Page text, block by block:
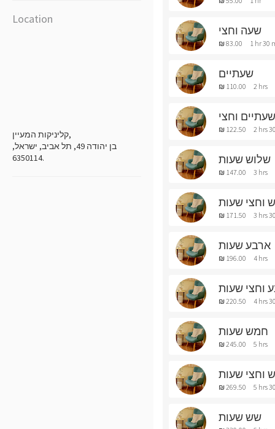
Location
קליניקות המעיין,
בן יהודה 49, תל אביב, ישראל,
6350114.
שעה וחצי
₪ 83.00 1 hr 30
שעתיים
₪ 110.00 2 hrs
שעתיים וחצי
₪ 122.50 2 hrs
שלוש שעות
₪ 147.00 3 hrs
וחצי שעות
₪ 171.50 3 hrs
ארבע שעות
₪ 196.00 4 hrs
וחצי שעות
₪ 220.50 4 hrs
חמש שעות
₪ 245.00 5 hrs
וחצי שעות
₪ 269.50 5 hrs
שש שעות